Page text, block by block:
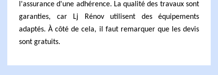
l'assurance d'une adhérence. La qualité des travaux sont
garanties, car Lj Rénov utilisent des équipements
adaptés. À côté de cela, il faut remarquer que les devis
sont gratuits.